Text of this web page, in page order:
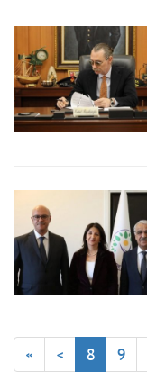
« < 8 9